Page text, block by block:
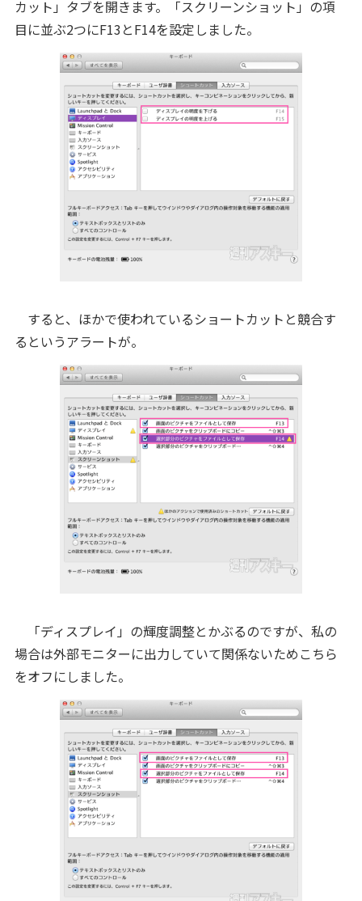
カット」タブを開きます。「スクリーンショット」の項
目に並ぶ2つにF13とF14を設定しました。
すると、ほかで使われているショートカットと競合す
るというアラートが。
「ディスプレイ」の輝度調整とかぶるのですが、私の
場合は外部モニターに出力していて関係ないためこちら
をオフにしました。